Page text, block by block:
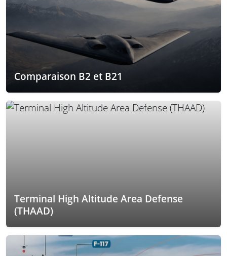
Comparaison B2 et B21
Terminal High Altitude Area Defense
(THAAD)